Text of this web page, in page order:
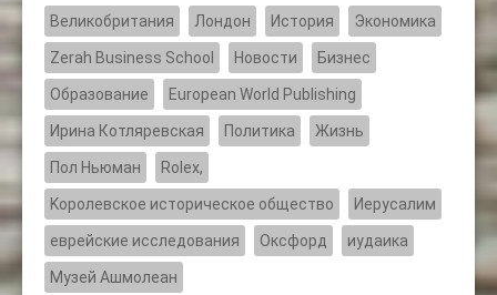
Великобритания Лондон История Экономика
Zerah Business School Новости Бизнес
Образование European World Publishing
Ирина Котляревская Политика Жизнь
Пол Ньюман Rolex,
Kоролевское историческое общество Иерусалим
еврейские исследования Оксфорд иудаика
Музей Ашмолеан